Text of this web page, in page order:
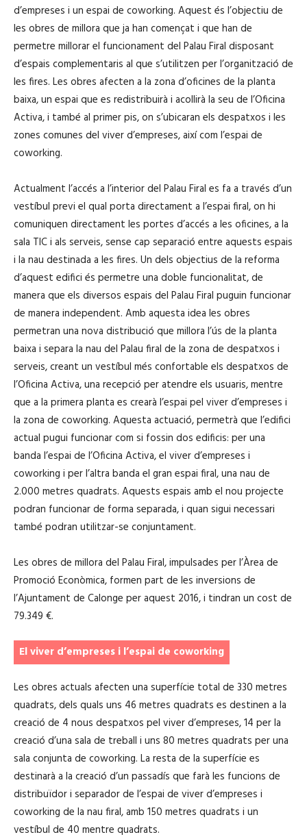
d’empreses i un espai de coworking. Aquest és l’objectiu de
les obres de millora que ja han començat i que han de
permetre millorar el funcionament del Palau Firal disposant
d’espais complementaris al que s’utilitzen per l’organització de
les fires. Les obres afecten a la zona d’oficines de la planta
baixa, un espai que es redistribuirà i acollirà la seu de l’Oficina
Activa, i també al primer pis, on s’ubicaran els despatxos i les
zones comunes del viver d’empreses, així com l’espai de
coworking.
Actualment l’accés a l’interior del Palau Firal es fa a través d’un
vestíbul previ el qual porta directament a l’espai firal, on hi
comuniquen directament les portes d’accés a les oficines, a la
sala TIC i als serveis, sense cap separació entre aquests espais
i la nau destinada a les fires. Un dels objectius de la reforma
d’aquest edifici és permetre una doble funcionalitat, de
manera que els diversos espais del Palau Firal puguin funcionar
de manera independent. Amb aquesta idea les obres
permetran una nova distribució que millora l’ús de la planta
baixa i separa la nau del Palau firal de la zona de despatxos i
serveis, creant un vestíbul més confortable els despatxos de
l’Oficina Activa, una recepció per atendre els usuaris, mentre
que a la primera planta es crearà l’espai pel viver d’empreses i
la zona de coworking. Aquesta actuació, permetrà que l’edifici
actual pugui funcionar com si fossin dos edificis: per una
banda l’espai de l’Oficina Activa, el viver d’empreses i
coworking i per l’altra banda el gran espai firal, una nau de
2.000 metres quadrats. Aquests espais amb el nou projecte
podran funcionar de forma separada, i quan sigui necessari
també podran utilitzar-se conjuntament.
Les obres de millora del Palau Firal, impulsades per l’Àrea de
Promoció Econòmica, formen part de les inversions de
l’Ajuntament de Calonge per aquest 2016, i tindran un cost de
79.349 €.
El viver d’empreses i l’espai de coworking
Les obres actuals afecten una superfície total de 330 metres
quadrats, dels quals uns 46 metres quadrats es destinen a la
creació de 4 nous despatxos pel viver d’empreses, 14 per la
creació d’una sala de treball i uns 80 metres quadrats per una
sala conjunta de coworking. La resta de la superfície es
destinarà a la creació d’un passadís que farà les funcions de
distribuïdor i separador de l’espai de viver d’empreses i
coworking de la nau firal, amb 150 metres quadrats i un
vestíbul de 40 mentre quadrats.